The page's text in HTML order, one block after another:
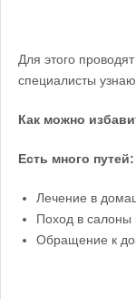
Для этого
специалисты
Как можно
Есть много путей:
Лечение в
Поход в салоны
Обращение к